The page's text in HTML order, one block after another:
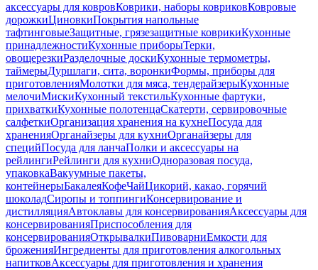
аксессуары для ковровКоврики, наборы ковриковКовровые
дорожкиЦиновкиПокрытия напольные
тафтинговыеЗащитные, грязезащитные коврикиКухонные
принадлежностиКухонные приборыТерки,
овощерезкиРазделочные доскиКухонные термометры,
таймерыДуршлаги, сита, воронкиФормы, приборы для
приготовленияМолотки для мяса, тендерайзерыКухонные
мелочиМискиКухонный текстильКухонные фартуки,
прихваткиКухонные полотенцаСкатерти, сервировочные
салфеткиОрганизация хранения на кухнеПосуда для
храненияОрганайзеры для кухниОрганайзеры для
специйПосуда для ланчаПолки и аксессуары на
рейлингиРейлинги для кухниОдноразовая посуда,
упаковкаВакуумные пакеты,
контейнерыБакалеяКофеЧайЦикорий, какао, горячий
шоколадСиропы и топпингиКонсервирование и
дистилляцияАвтоклавы для консервированияАксессуары для
консервированияПриспособления для
консервированияОткрывалкиПивоварниЕмкости для
броженияИнгредиенты для приготовления алкогольных
напитковАксессуары для приготовления и хранения